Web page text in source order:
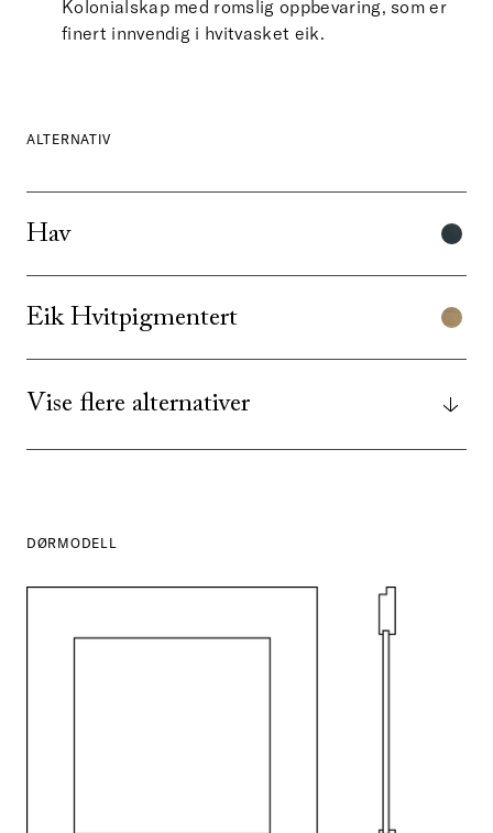
Kolonialskap med romslig oppbevaring, som er
finert innvendig i hvitvasket eik.
ALTERNATIV
Hav
Eik Hvitpigmentert
Vise flere alternativer
DØRMODELL